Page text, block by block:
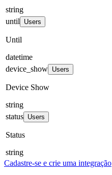
string
until
Users
Until
datetime
device_show Users
Device Show
string
status Users
Status
string
Cadastre-se e crie uma integração